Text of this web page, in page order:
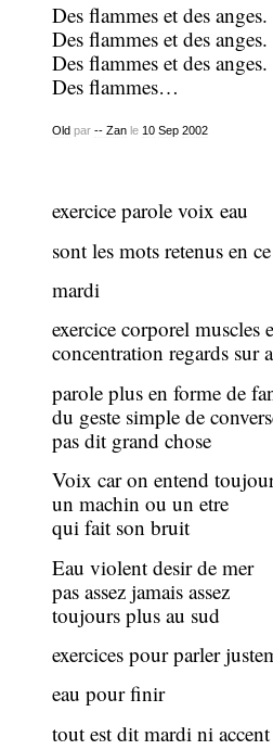
Des flammes et des anges.
Des flammes et des anges.
Des flammes et des anges.
Des flammes…
Oldpar -- Zanle 10 Sep 2002
exercice parole voix eau
sont les mots retenus en
mardi
exercice corporel muscles
concentration regards sur
parole plus en forme de
du geste simple de
pas dit grand chose
Voix car on entend
un machin ou un etre
qui fait son bruit
Eau violent desir de mer
pas assez jamais assez
toujours plus au sud
exercices pour parler
eau pour finir
tout est dit mardi ni